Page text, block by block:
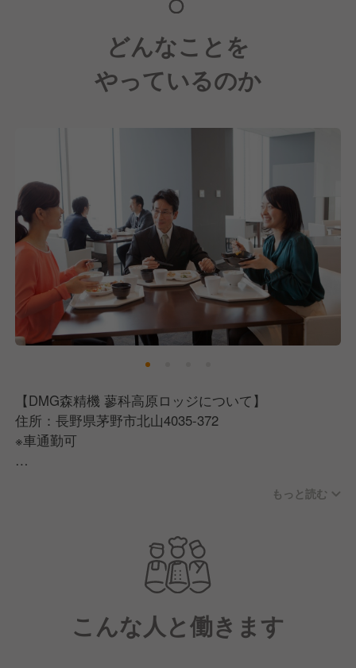
どんなことを
やっているのか
【DMG森精機 蓼科高原ロッジについて】
住所：長野県茅野市北山4035-372
※車通勤可
三井物産と米アラマーク社の合弁で設立された、日本
現在は三井物産100％子会社として、フードサービス
を中心に、オフィス、工場、学校、病院・福祉施設、
スタジアム・トレーニング施設など、多岐にわたる事
業を展開しています。
そこで「WX事業本部 MS事業部」では、研修、保養
もっと読む
こんな人と働きます